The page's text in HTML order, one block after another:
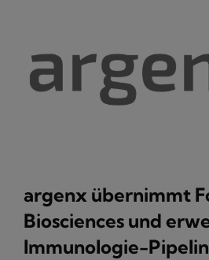
argenx übernimmt
Biosciences und
Immunologie-